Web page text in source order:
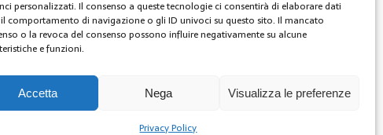
personalizzati. Il consenso a queste tecnologie ci consentirà di elaborare dati
comportamento di navigazione o gli ID univoci su questo sito. Il mancato
o la revoca del consenso possono influire negativamente su alcune
e funzioni.
Accetta Nega Visualizza le preferenze
Privacy Policy
ARCHIVI
FACEBOOK TWITTER INSTAGRAM